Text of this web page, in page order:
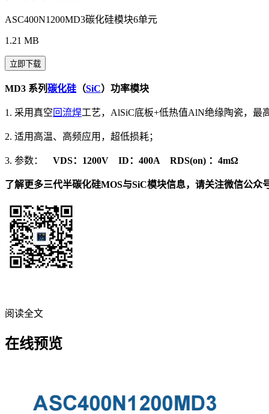
ASC400N1200MD3碳化硅模块6单元
1.21 MB
立即下载
MD3 系列碳化硅 （SiC）功率模块
1. 采用真空回流焊工艺，AlSiC底板+低热值AlN绝缘陶瓷，最
2. 适用高温、高频应用，超低损耗；
3. 参数： VDS：1200V ID：400A RDS(on) ：4mΩ
了解更多三代半碳化硅MOS与SiC模块信息，请关注微信公众
阅读全文
在线预览